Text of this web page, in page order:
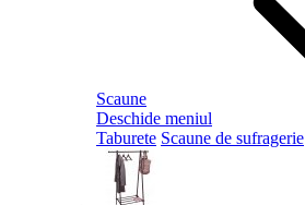
Scaune
Deschide meniul
Taburete Scaune de sufragerie